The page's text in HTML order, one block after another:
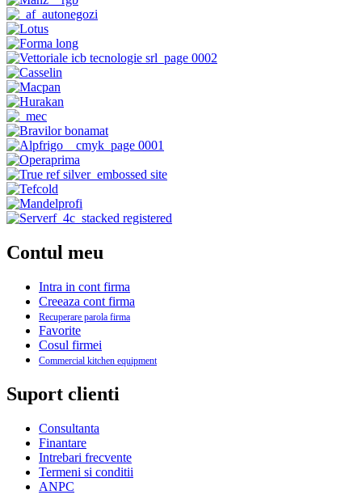
Contul meu
Intra in cont firma
Creeaza cont firma
Recuperare parola firma
Favorite
Cosul firmei
Commercial kitchen equipment
Suport clienti
Consultanta
Finantare
Intrebari frecvente
Termeni si conditii
ANPC